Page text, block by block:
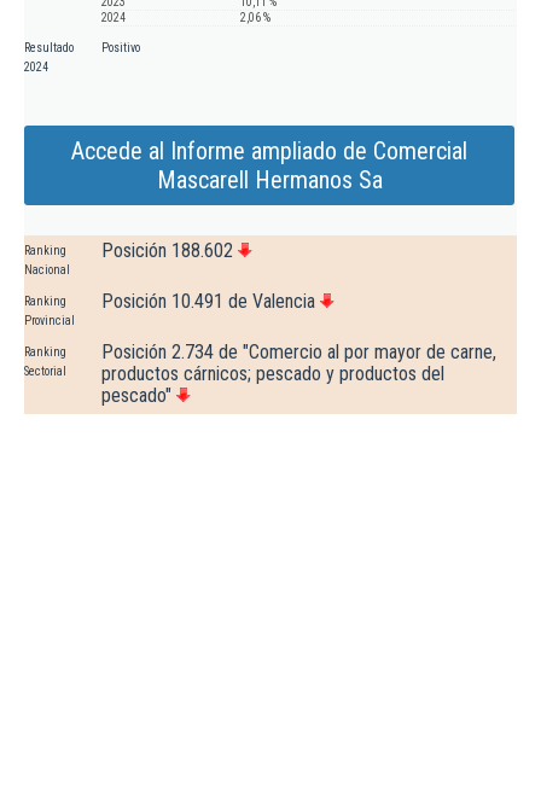
2024
2,06 %
Resultado
2024
Positivo
Accede al Informe ampliado de Comercial
Mascarell Hermanos Sa
Ranking
Nacional
Posición 188.602
Ranking
Provincial
Posición 10.491 de Valencia
Ranking
Sectorial
Posición 2.734 de "Comercio al por mayor de carne,
productos cárnicos; pescado y productos del
pescado"